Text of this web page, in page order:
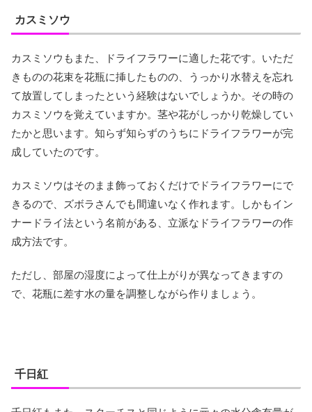
カスミソウ
カスミソウもまた、ドライフラワーに適した花です。いただ
きものの花束を花瓶に挿したものの、うっかり水替えを忘れ
て放置してしまったという経験はないでしょうか。その時の
カスミソウを覚えていますか。茎や花がしっかり乾燥してい
たかと思います。知らず知らずのうちにドライフラワーが完
成していたのです。
カスミソウはそのまま飾っておくだけでドライフラワーにで
きるので、ズボラさんでも間違いなく作れます。しかもイン
ナードライ法という名前がある、立派なドライフラワーの作
成方法です。
ただし、部屋の湿度によって仕上がりが異なってきますの
で、花瓶に差す水の量を調整しながら作りましょう。
千日紅